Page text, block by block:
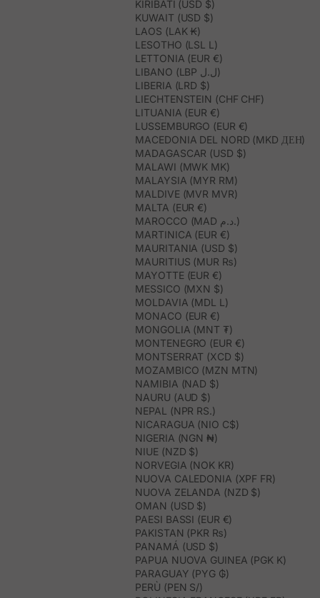
KIRIBATI (USD $)
KUWAIT (USD $)
LAOS (LAK ₭)
LESOTHO (LSL L)
LETTONIA (EUR €)
LIBANO (LBP ل.ل)
LIBERIA (LRD $)
LIECHTENSTEIN (CHF CHF)
LITUANIA (EUR €)
LUSSEMBURGO (EUR €)
MACEDONIA DEL NORD (MKD ДЕН)
MADAGASCAR (USD $)
MALAWI (MWK MK)
MALAYSIA (MYR RM)
MALDIVE (MVR MVR)
MALTA (EUR €)
MAROCCO (MAD د.م.)
MARTINICA (EUR €)
MAURITANIA (USD $)
MAURITIUS (MUR ₨)
MAYOTTE (EUR €)
MESSICO (MXN $)
MOLDAVIA (MDL L)
MONACO (EUR €)
MONGOLIA (MNT ₮)
MONTENEGRO (EUR €)
MONTSERRAT (XCD $)
MOZAMBICO (MZN MTN)
NAMIBIA (NAD $)
NAURU (AUD $)
NEPAL (NPR RS.)
NICARAGUA (NIO C$)
NIGERIA (NGN ₦)
NIUE (NZD $)
NORVEGIA (NOK KR)
NUOVA CALEDONIA (XPF FR)
NUOVA ZELANDA (NZD $)
OMAN (USD $)
PAESI BASSI (EUR €)
PAKISTAN (PKR ₨)
PANAMÁ (USD $)
PAPUA NUOVA GUINEA (PGK K)
PARAGUAY (PYG ₲)
PERÙ (PEN S/)